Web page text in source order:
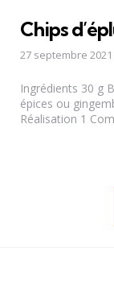
Chips
27 septembre 2021
Ingrédients 30 g
épices ou
Réalisation 1